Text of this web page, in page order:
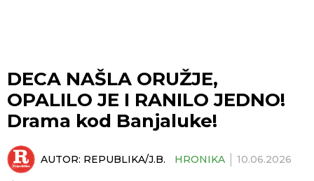
DECA NAŠLA ORUŽJE,
OPALILO JE I RANILO JEDNO!
Drama kod Banjaluke!
AUTOR: REPUBLIKA/J.B. HRONIKA 10.06.2026